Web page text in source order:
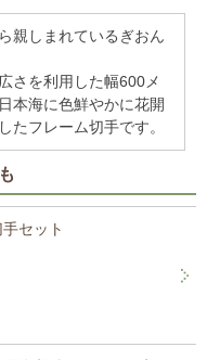
親しまれているぎおん
さを利用した幅600メ
本海に色鮮やかに花開
たフレーム切手です。
セット